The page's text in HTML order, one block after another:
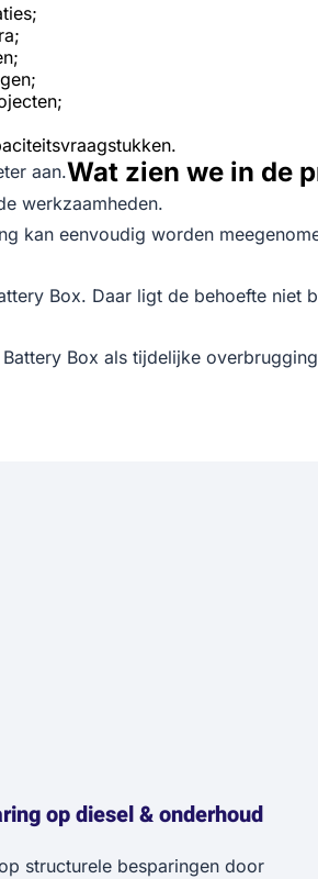
aan.Wat zien we in de
werkzaamheden.
kan eenvoudig worden
Box. Daar ligt de behoefte niet
Box als tijdelijke
op diesel & onderhoud
structurele besparingen door